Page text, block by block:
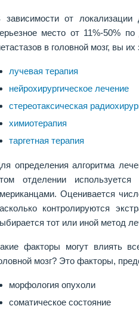
зависимости от локализации
место от 11%-50%
в головной мозг, вы их
лучевая терапия
нейрохирургическое лечение
стереотаксическая
химиотерапия
таргетная терапия
определения алгоритма
отделении
Оценивается
контролируются
тот или иной метод
факторы могут влиять
мозг? Это факторы,
морфология опухоли
соматическое состояние